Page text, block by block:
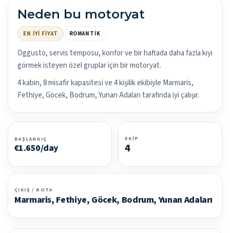
Neden bu motoryat
EN İYI FIYAT ROMANTIK
Oggusto, servis temposu, konfor ve bir haftada daha fazla kıyı
görmek isteyen özel gruplar için bir motoryat.
4 kabin, 8 misafir kapasitesi ve 4 kişilik ekibiyle Marmaris,
Fethiye, Göcek, Bodrum, Yunan Adaları tarafında iyi çalışır.
BAŞLANGIÇ
€1.650/day
EKIP
4
ÇIKIŞ / ROTA
Marmaris, Fethiye, Göcek, Bodrum, Yunan Adaları